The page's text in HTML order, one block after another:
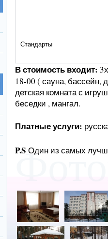
Стандарты
В стоимость входит:
18-00 ( сауна, бассейн,
детская комната с
беседки , мангал.
Платные услуги:
P.S Один из самых